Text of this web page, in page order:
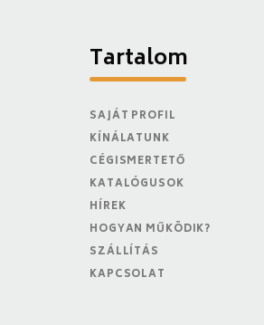
Tartalom
SAJÁT PROFIL
KÍNÁLATUNK
CÉGISMERTETŐ
KATALÓGUSOK
HÍREK
HOGYAN MŰKÖDIK?
SZÁLLÍTÁS
KAPCSOLAT